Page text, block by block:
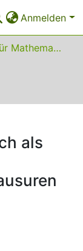
Anmelden
01 Fakultät für Mathematik
als